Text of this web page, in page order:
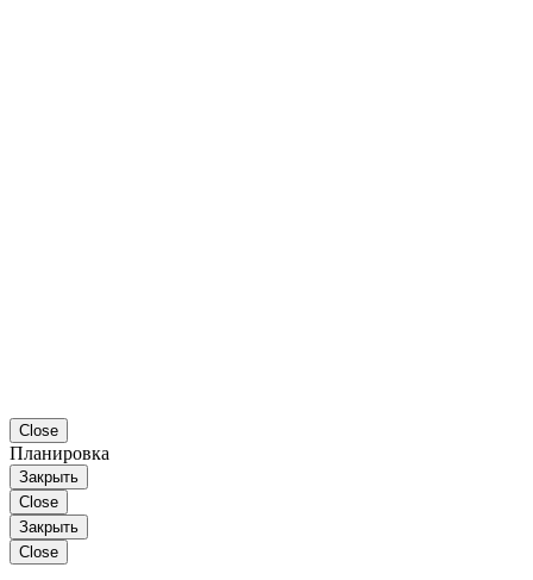
Close
Планировка
Закрыть
Close
Закрыть
Close